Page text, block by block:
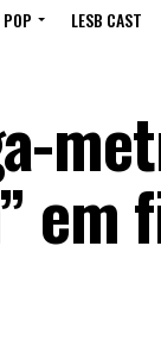
POP LESB CAST
em